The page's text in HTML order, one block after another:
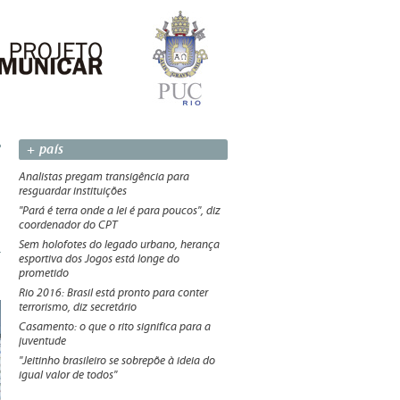
+ país
Analistas pregam transigência para
resguardar instituições
"Pará é terra onde a lei é para poucos", diz
coordenador do CPT
Sem holofotes do legado urbano, herança
esportiva dos Jogos está longe do
prometido
Rio 2016: Brasil está pronto para conter
terrorismo, diz secretário
Casamento: o que o rito significa para a
juventude
"Jeitinho brasileiro se sobrepõe à ideia do
igual valor de todos"